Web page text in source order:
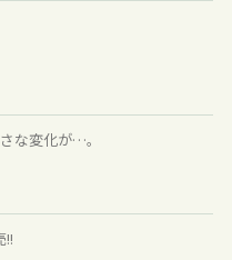
な変化が…。
!!